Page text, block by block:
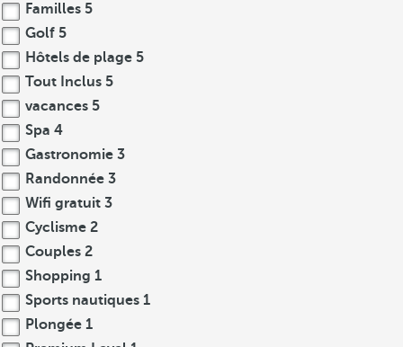
Familles 5
Golf 5
Hôtels de plage 5
Tout Inclus 5
vacances 5
Spa 4
Gastronomie 3
Randonnée 3
Wifi gratuit 3
Cyclisme 2
Couples 2
Shopping 1
Sports nautiques 1
Plongée 1